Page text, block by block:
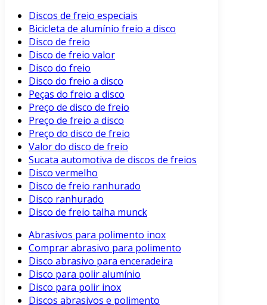
Discos de freio especiais
Bicicleta de alumínio freio a disco
Disco de freio
Disco de freio valor
Disco do freio
Disco do freio a disco
Peças do freio a disco
Preço de disco de freio
Preço de freio a disco
Preço do disco de freio
Valor do disco de freio
Sucata automotiva de discos de freios
Disco vermelho
Disco de freio ranhurado
Disco ranhurado
Disco de freio talha munck
Abrasivos para polimento inox
Comprar abrasivo para polimento
Disco abrasivo para enceradeira
Disco para polir alumínio
Disco para polir inox
Discos abrasivos e polimento